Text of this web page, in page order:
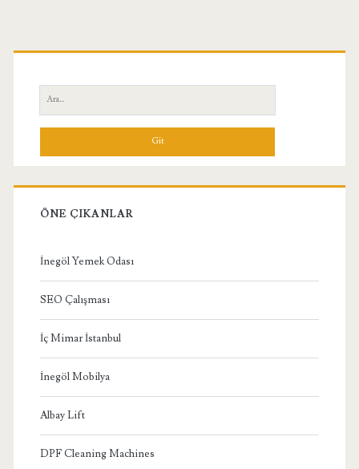
Birincil
Yan
Menü
Ara:
ÖNE ÇIKANLAR
İnegöl Yemek Odası
SEO Çalışması
İç Mimar İstanbul
İnegöl Mobilya
Albay Lift
DPF Cleaning Machines